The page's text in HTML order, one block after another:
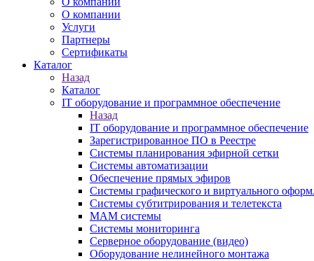
О компании
Услуги
Партнеры
Сертификаты
Каталог
Назад
Каталог
IT оборудование и программное обеспечение
Назад
IT оборудование и программное обеспечение
Зарегистрированное ПО в Реестре
Системы планирования эфирной сетки
Системы автоматизации
Обеспечение прямых эфиров
Системы графического и виртуального
Системы субтитрирования и телетекста
MAM системы
Системы мониторинга
Серверное оборудование (видео)
Оборудование нелинейного монтажа